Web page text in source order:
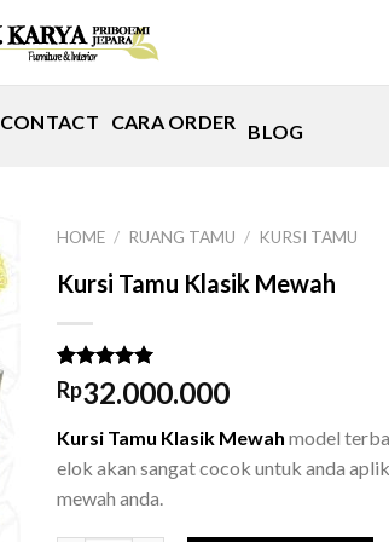
CONTACT CARA ORDER BLOG
HOME / RUANG TAMU / KURSI TAMU
Kursi Tamu Klasik Mewah
Rated5.00
out of 5
1
customer
rating
Rp32.000.000
Kursi Tamu Klasik Mewah model
elok akan sangat cocok untuk anda
mewah anda.